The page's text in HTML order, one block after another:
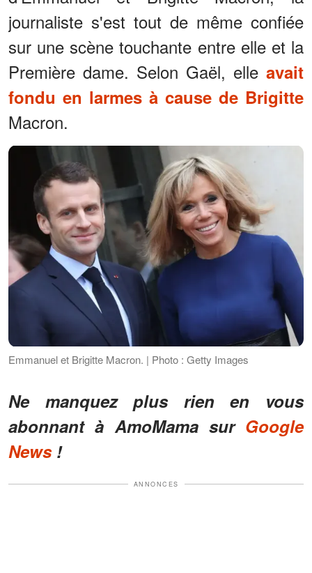
journaliste s'est tout de même confiée
sur une scène touchante entre elle et la
Première dame. Selon Gaël, elle avait
fondu en larmes à cause de Brigitte
Macron.
Emmanuel et Brigitte Macron. | Photo : Getty Images
Ne manquez plus rien en vous
abonnant à AmoMama sur Google
News!
ANNONCES